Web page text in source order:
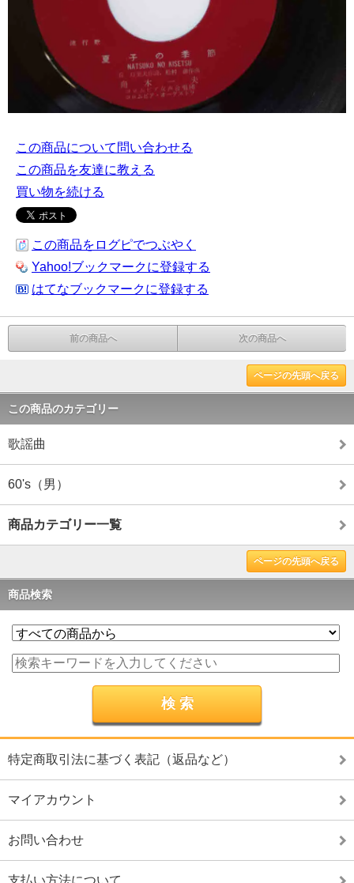
この商品について問い合わせる
この商品を友達に教える
買い物を続ける
この商品をログピでつぶやく
Yahoo!ブックマークに登録する
はてなブックマークに登録する
前の商品へ 次の商品へ
ページの先頭へ戻る
この商品のカテゴリー
歌謡曲
60's（男）
商品カテゴリー一覧
ページの先頭へ戻る
商品検索
特定商取引法に基づく表記（返品など）
マイアカウント
お問い合わせ